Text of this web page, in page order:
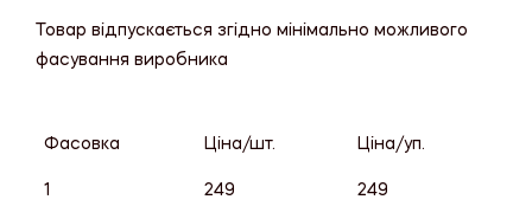
Товар відпускається згідно мінімально можливого
фасування виробника
Фасовка Ціна/шт. Ціна/уп.
1 249 249